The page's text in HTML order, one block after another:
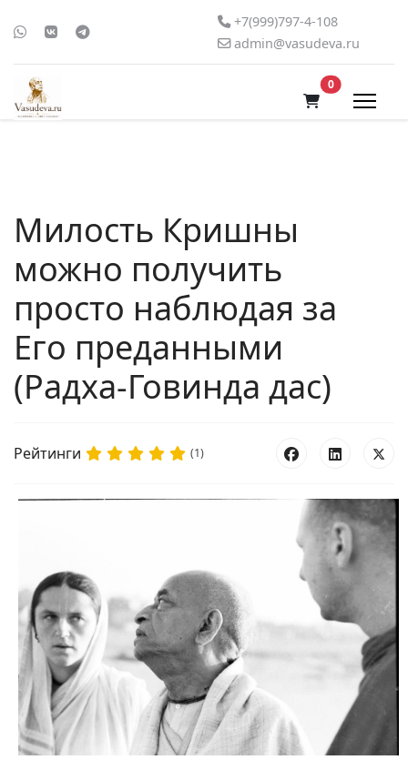
+7(999)797-4-108
admin@vasudeva.ru
0В корзину
Милость Кришны
можно получить
просто наблюдая за
Его преданными
(Радха-Говинда дас)
Рейтинги (1)